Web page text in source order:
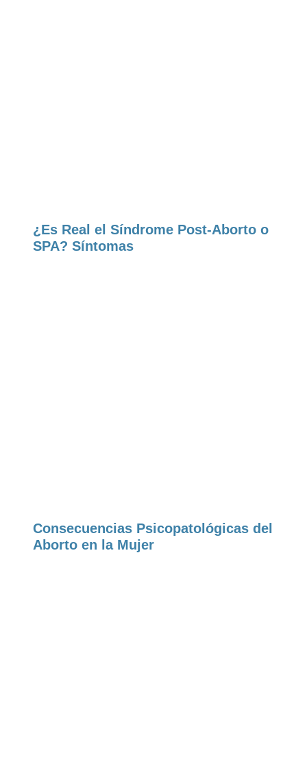
¿Es Real el Síndrome Post-Aborto o
SPA? Síntomas
Consecuencias Psicopatológicas del
Aborto en la Mujer